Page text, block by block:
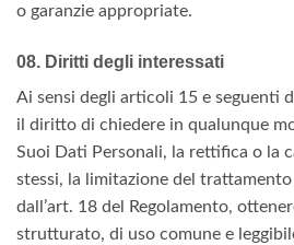
o garanzie appropriate.
08. Diritti degli interessati
Ai sensi degli articoli 15 e seguenti
il diritto di chiedere in qualunque
Suoi Dati Personali, la rettifica o la
stessi, la limitazione del
dall’art. 18 del Regolamento,
strutturato, di uso comune e